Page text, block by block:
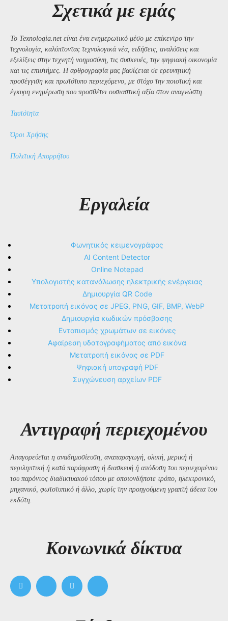
Σχετικά με εμάς
Το Texnologia.net είναι ένα ενημερωτικό μέσο με επίκεντρο την
τεχνολογία, καλύπτοντας τεχνολογικά νέα, ειδήσεις, αναλύσεις και
εξελίξεις στην τεχνητή νοημοσύνη, τις συσκευές, την ψηφιακή οικονομία
και τις επιστήμες. Η αρθρογραφία μας βασίζεται σε ερευνητική
προσέγγιση και πρωτότυπο περιεχόμενο, με στόχο την ποιοτική και
έγκυρη ενημέρωση που προσθέτει ουσιαστική αξία στον αναγνώστη..
Ταυτότητα
Όροι Χρήσης
Πολιτική Απορρήτου
Εργαλεία
Φωνητικός κειμενογράφος
AI Content Detector
Online Notepad
Υπολογιστής κατανάλωσης ηλεκτρικής ενέργειας
Δημιουργία QR Code
Μετατροπή εικόνας σε JPEG, PNG, GIF, BMP, WebP
Δημιουργία κωδικών πρόσβασης
Εντοπισμός χρωμάτων σε εικόνες
Αφαίρεση υδατογραφήματος από εικόνα
Μετατροπή εικόνας σε PDF
Ψηφιακή υπογραφή PDF
Συγχώνευση αρχείων PDF
Αντιγραφή περιεχομένου
Απαγορεύεται η αναδημοσίευση, αναπαραγωγή, ολική, μερική ή
περιληπτική ή κατά παράφραση ή διασκευή ή απόδοση του περιεχομένου
του παρόντος διαδικτυακού τόπου με οποιονδήποτε τρόπο, ηλεκτρονικό,
μηχανικό, φωτοτυπικό ή άλλο, χωρίς την προηγούμενη γραπτή άδεια του
εκδότη.
Kοινωνικά δίκτυα